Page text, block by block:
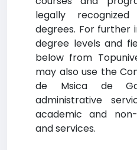
legally
degrees. For further
degree levels and
below from
may also use the
de Msica de
administrative
academic and
and services.